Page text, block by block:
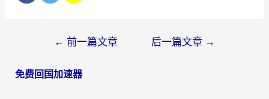
导
← 前一篇文章 后一篇文章 →
免费回国加速器